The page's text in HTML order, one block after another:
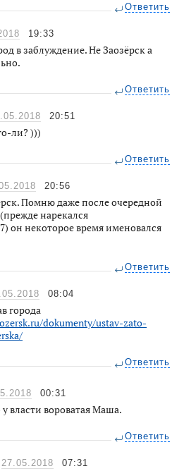
Ответить
19:33
в заблуждение. Не Заозёрск а
Ответить
20:51
ли? )))
Ответить
20:56
Помню даже после очередной
нарекался
он некоторое время именовался
Ответить
08:04
города
dokumenty/ustav-zato-
Ответить
00:31
власти вороватая Маша.
Ответить
27.05.2018 07:31